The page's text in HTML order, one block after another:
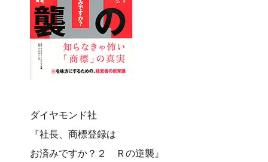
ダイヤモンド社
『社長、商標登録は
お済みですか？２ Ｒの逆襲』